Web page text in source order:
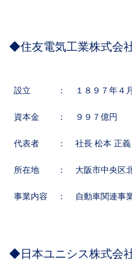
◆住友電気工業株式会
設立 ： １８９７年４月
資本金 ： ９９７億円
代表者 ： 社長 松本 正義
所在地 ： 大阪市中央区
事業内容 ： 自動車関連事
◆日本ユニシス株式会